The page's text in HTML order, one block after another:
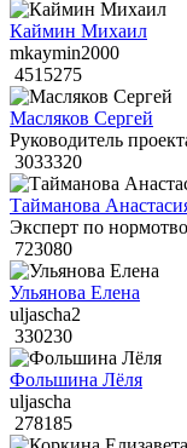
Каймин Михаил
mkaymin2000
4515275
Масляков Сергей
Руководитель
3033320
Тайманова
Эксперт по
723080
Ульянова Елена
uljascha2
330230
Фольшина Лёля
uljascha
278185